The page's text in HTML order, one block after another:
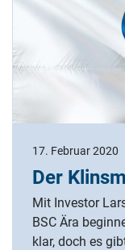
17. Februar 2020
Der
Mit Investor
BSC Ära
klar, doch es